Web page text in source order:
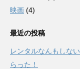
映画 (4)
最近の投稿
レンタルなんもしな
らった！